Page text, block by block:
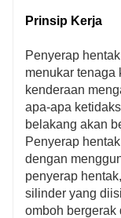
pemasangan
untuk mekanik
Prinsip Kerja
Penyerap
menukar tenaga
kenderaan
apa-apa
belakang akan
Penyerap
dengan
penyerap
silinder yang
omboh bergerak